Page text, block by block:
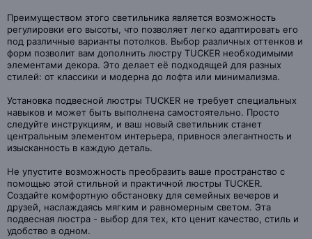
Преимуществом этого светильника является возможность
регулировки его высоты, что позволяет легко адаптировать его
под различные варианты потолков. Выбор различных оттенков и
форм позволит вам дополнить люстру TUCKER необходимыми
элементами декора. Это делает её подходящей для разных
стилей: от классики и модерна до лофта или минимализма.
Установка подвесной люстры TUCKER не требует специальных
навыков и может быть выполнена самостоятельно. Просто
следуйте инструкциям, и ваш новый светильник станет
центральным элементом интерьера, привнося элегантность и
изысканность в каждую деталь.
Не упустите возможность преобразить ваше пространство с
помощью этой стильной и практичной люстры TUCKER.
Создайте комфортную обстановку для семейных вечеров и
друзей, наслаждаясь мягким и равномерным светом. Эта
подвесная люстра - выбор для тех, кто ценит качество, стиль и
удобство в одном.